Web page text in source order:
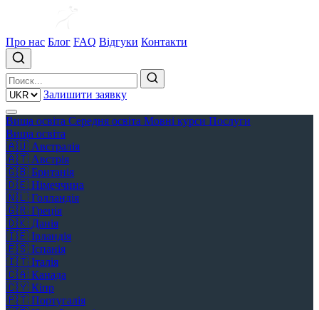
Про нас Блог FAQ Відгуки Контакти
Залишити заявку
Вища освіта Середня освіта Мовні курси Послуги
Вища освіта
🇦🇺 Австралія
🇦🇹 Австрія
🇬🇧 Британія
🇩🇪 Німеччина
🇳🇱 Голландія
🇬🇷 Греція
🇩🇰 Данія
🇮🇪 Ірландія
🇪🇸 Іспанія
🇮🇹 Італія
🇨🇦 Канада
🇨🇾 Кіпр
🇵🇹 Португалія